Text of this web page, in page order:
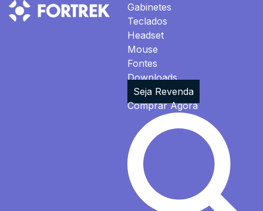
Gabinetes
Teclados
Headset
Mouse
Fontes
Downloads
Seja Revenda
Comprar Agora